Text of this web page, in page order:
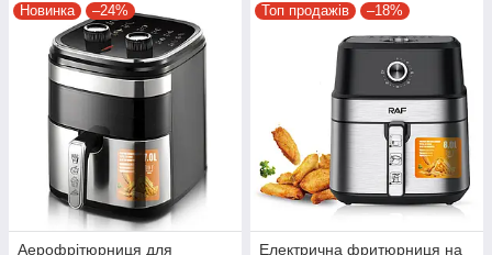
Новинка –24%
Аерофрітюрниця для
Топ продажів –18%
Електрична фритюрниця на